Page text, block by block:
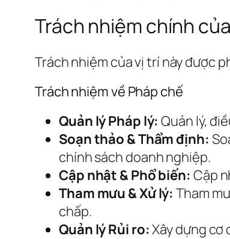
Trách nhiệm chính
Trách nhiệm của vị trí này được
Trách nhiệm về Pháp chế
Quản lý Pháp lý: Quản lý,
Soạn thảo & Thẩm định:
chính sách doanh nghiệp.
Cập nhật & Phổ biến: Cập
Tham mưu & Xử lý: Tham
chấp.
Quản lý Rủi ro:Xây dựng cơ